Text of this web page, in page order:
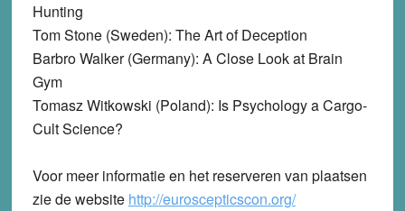
Hunting
Tom Stone (Sweden): The Art of Deception
Barbro Walker (Germany): A Close Look at Brain
Gym
Tomasz Witkowski (Poland): Is Psychology a Cargo-
Cult Science?
Voor meer informatie en het reserveren van plaatsen
zie de website http://euroscepticscon.org/